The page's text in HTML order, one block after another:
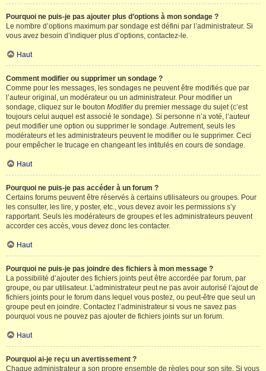
Pourquoi ne puis-je pas ajouter plus d’options à mon sondage ?
Le nombre d’options maximum par sondage est défini par l’administrateur. Si
vous avez besoin d’indiquer plus d’options, contactez-le.
Haut
Comment modifier ou supprimer un sondage ?
Comme pour les messages, les sondages ne peuvent être modifiés que par
l’auteur original, un modérateur ou un administrateur. Pour modifier un
sondage, cliquez sur le bouton Modifierdu premier message du sujet (c’est
toujours celui auquel est associé le sondage). Si personne n’a voté, l’auteur
peut modifier une option ou supprimer le sondage. Autrement, seuls les
modérateurs et les administrateurs peuvent le modifier ou le supprimer. Ceci
pour empêcher le trucage en changeant les intitulés en cours de sondage.
Haut
Pourquoi ne puis-je pas accéder à un forum ?
Certains forums peuvent être réservés à certains utilisateurs ou groupes. Pour
les consulter, les lire, y poster, etc., vous devez avoir les permissions s’y
rapportant. Seuls les modérateurs de groupes et les administrateurs peuvent
accorder ces accès, vous devez donc les contacter.
Haut
Pourquoi ne puis-je pas joindre des fichiers à mon message ?
La possibilité d’ajouter des fichiers joints peut être accordée par forum, par
groupe, ou par utilisateur. L’administrateur peut ne pas avoir autorisé l’ajout de
fichiers joints pour le forum dans lequel vous postez, ou peut-être que seul un
groupe peut en joindre. Contactez l’administrateur si vous ne savez pas
pourquoi vous ne pouvez pas ajouter de fichiers joints sur un forum.
Haut
Pourquoi ai-je reçu un avertissement ?
Chaque administrateur a son propre ensemble de règles pour son site. Si vous